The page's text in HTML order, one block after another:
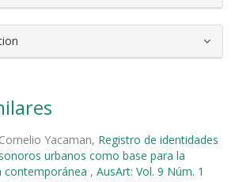
Yacaman, Registro de identidades
urbanos como base para la
contemporánea , AusArt: Vol. 9 Núm. 1